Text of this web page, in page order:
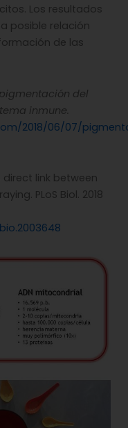
Los resultados
posible relación
de las
del
inmune.
2018/06/07/
direct link between
PLoS Biol. 2018